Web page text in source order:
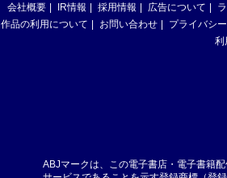
会社概要 IR情報 採用情報 広告について
作品の利用について
お問い合わせ プライバシ
利
ABJマークは、この電子書店・電子書籍